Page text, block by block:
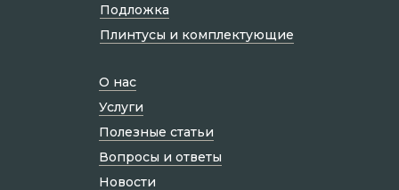
О нас
Услуги
Полезные статьи
Вопросы и ответы
Новости
Подложка
Плинтусы и комплектующие